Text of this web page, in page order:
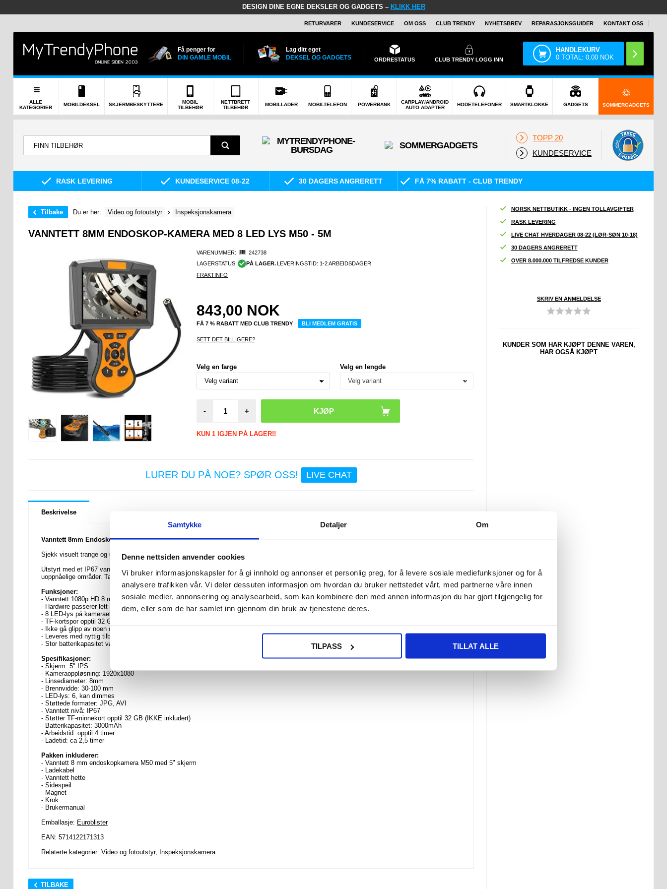
Samtykke Detaljer Om
Denne nettsiden anvender cookies
Vi bruker informasjonskapsler for å gi innhold og annonser et personlig preg, for å levere sosiale mediefunksjoner og for å
analysere trafikken vår. Vi deler dessuten informasjon om hvordan du bruker nettstedet vårt, med partnerne våre innen
sosiale medier, annonsering og analysearbeid, som kan kombinere den med annen informasjon du har gjort tilgjengelig for
dem, eller som de har samlet inn gjennom din bruk av tjenestene deres.
TILPASS TILLAT ALLE
DESIGN DINE EGNE DEKSLER OG GADGETS – KLIKK HER
RETURVARER KUNDESERVICE OM OSS CLUB TRENDY NYHETSBREV REPARASJONSGUIDER KONTAKT OSS
Få penger for
DIN GAMLE MOBIL
Lag ditt eget
DEKSEL OG GADGETS
ORDRESTATUS CLUB TRENDYLOGG INN
HANDLEKURV
0 TOTAL:0,00 NOK
ALLE
KATEGORIER
MOBILDEKSEL SKJERMBESKYTTERE
MOBIL
TILBEHØR
NETTBRETT
TILBEHØR
MOBILLADER MOBILTELEFON POWERBANK
CARPLAY/ANDROID
AUTO ADAPTER
HODETELEFONER SMARTKLOKKE GADGETS SOMMERGADGETS
TOPP 20
KUNDESERVICE
RASK LEVERING KUNDESERVICE 08-22 30 DAGERS ANGRERETT FÅ 7% RABATT - CLUB TRENDY
Tilbake Du er her: Video og fotoutstyr Inspeksjonskamera
VANNTETT 8MM ENDOSKOP-KAMERA MED 8 LED LYS M50 - 5M
VARENUMMER:
242738
LAGERSTATUS:
PÅ LAGER.
LEVERINGSTID: 1-2 ARBEIDSDAGER
FRAKTINFO
843,00 NOK
FÅ 7 % RABATT MED CLUB TRENDY BLI MEDLEM GRATIS
SETT DET BILLIGERE?
Velg en farge Velg en lengde
- +
KUN 1 IGJEN PÅ LAGER!!
LURER DU PÅ NOE? SPØR OSS! LIVE CHAT
Beskrivelse
Vanntett 8mm Endoskop-kamera med 8 LED lys M50 - 1080p HD, 5" Skjerm, 3000mAh, IP67
Sjekk visuelt trange og uoppnåelige områder takket være dette vanntette 8 mm M50
Utstyrt med et IP67 vanntett 8mm 1080p HD-kamera med 8 LED-lys, kan du visuelt inspisere på en 5" skjerm forskjellige rørledninger og andre
uoppnåelige områder. Takket være et solid batteri kan du bruke et endoskopkamera i opptil 4 timer kontinuerlig.
Funksjoner:
- Vanntett 1080p HD 8 mm endoskopkamera M50
- Hardwire passerer lett gjennom hjørner
- 8 LED-lys på kameraet med justerbar lysstyrke
- TF-kortspor opptil 32 GB for opptak av video eller bilder
- Ikke gå glipp av noen detaljer, takket være en 5" stor skjerm
- Leveres med nyttig tilbehør som et sidespeil og en krok
- Stor batterikapasitet varer opptil 4 timer
Spesifikasjoner:
- Skjerm: 5" IPS
- Kameraoppløsning: 1920x1080
- Linsediameter: 8mm
- Brennvidde: 30-100 mm
- LED-lys: 6, kan dimmes
- Støttede formater: JPG, AVI
- Vanntett nivå: IP67
- Støtter TF-minnekort opptil 32 GB (IKKE inkludert)
- Batterikapasitet: 3000mAh
- Arbeidstid: opptil 4 timer
- Ladetid: ca 2,5 timer
Pakken inkluderer:
- Vanntett 8 mm endoskopkamera M50 med 5" skjerm
- Ladekabel
- Vanntett hette
- Sidespeil
- Magnet
- Krok
- Brukermanual
Emballasje: Euroblister
EAN: 5714122171313
Relaterte kategorier: Video og fotoutstyr, Inspeksjonskamera
TILBAKE
NORSK NETTBUTIKK - INGEN TOLLAVGIFTER
RASK LEVERING
LIVE CHAT HVERDAGER 08-22 (LØR-SØN 10-18)
30 DAGERS ANGRERETT
OVER 8.000.000 TILFREDSE KUNDER
SKRIV EN ANMELDELSE
KUNDER SOM HAR KJØPT DENNE VAREN,
HAR OGSÅ KJØPT